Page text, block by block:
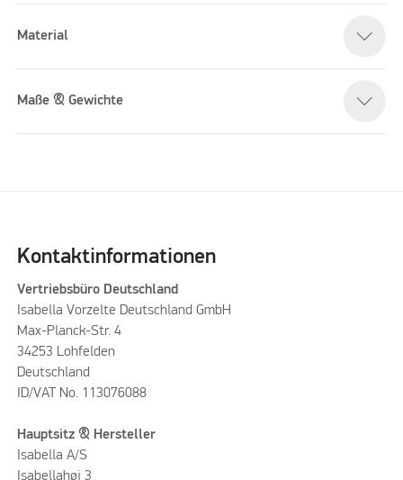
Material
Maße & Gewichte
Kontaktinformationen
Vertriebsbüro Deutschland
Isabella Vorzelte Deutschland GmbH
Max-Planck-Str. 4
34253 Lohfelden
Deutschland
ID/VAT No. 113076088
Hauptsitz & Hersteller
Isabella A/S
Isabellahøj 3